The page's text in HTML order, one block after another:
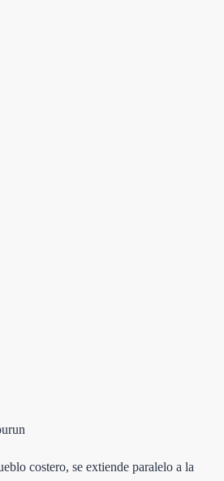
costero, se extiende paralelo a la